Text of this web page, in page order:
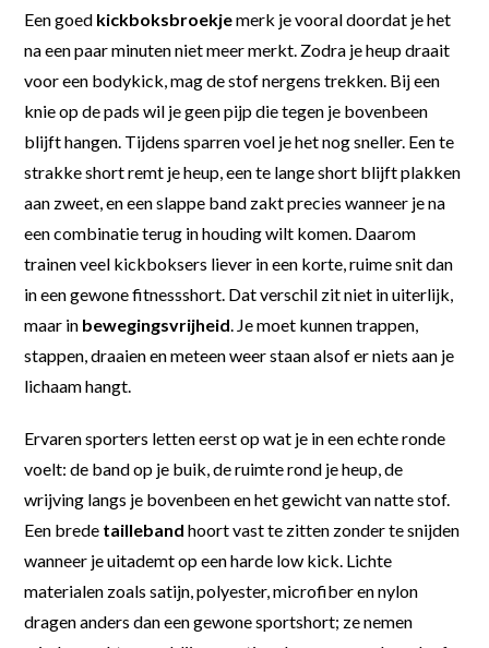
Een goed kickboksbroekjemerk je vooral doordat je het
na een paar minuten niet meer merkt. Zodra je heup draait
voor een bodykick, mag de stof nergens trekken. Bij een
knie op de pads wil je geen pijp die tegen je bovenbeen
blijft hangen. Tijdens sparren voel je het nog sneller. Een te
strakke short remt je heup, een te lange short blijft plakken
aan zweet, en een slappe band zakt precies wanneer je na
een combinatie terug in houding wilt komen. Daarom
trainen veel kickboksers liever in een korte, ruime snit dan
in een gewone fitnessshort. Dat verschil zit niet in uiterlijk,
maar in bewegingsvrijheid. Je moet kunnen trappen,
stappen, draaien en meteen weer staan alsof er niets aan je
lichaam hangt.
Ervaren sporters letten eerst op wat je in een echte ronde
voelt: de band op je buik, de ruimte rond je heup, de
wrijving langs je bovenbeen en het gewicht van natte stof.
Een brede tailleband hoort vast te zitten zonder te snijden
wanneer je uitademt op een harde low kick. Lichte
materialen zoals satijn, polyester, microfiber en nylon
dragen anders dan een gewone sportshort; ze nemen